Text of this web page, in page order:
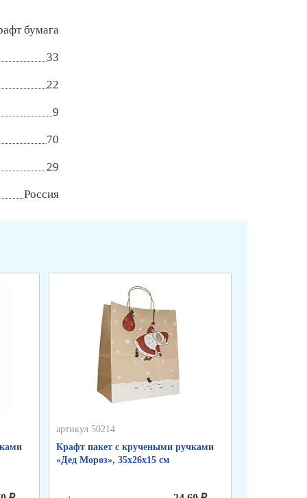
бумага
33
22
9
70
29
Россия
артикул 50214
Крафт пакет с кручеными ручками
«Дед Мороз», 35х26х15 см